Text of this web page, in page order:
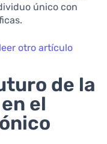
único con
otro artículo
de la
el